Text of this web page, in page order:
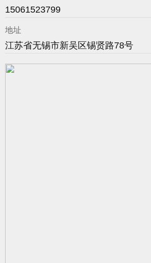
15061523799
地址
江苏省无锡市新吴区锡贤路78号